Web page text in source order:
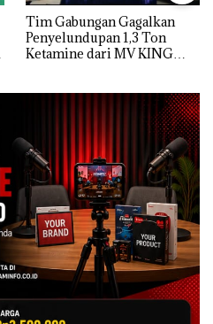
Tim Gabungan Gagalkan
Penyelundupan 1,3 Ton
Ketamine dari MV KING